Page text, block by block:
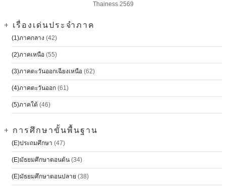
Thainess 2569
+ เรื่องเด่นประจำภาค
(1)ภาคกลาง (42)
(2)ภาคเหนือ (55)
(3)ภาคตะวันออกเฉียงเหนือ (62)
(4)ภาคตะวันออก (61)
(5)ภาคใต้ (46)
+ การศึกษาขั้นพื้นฐาน
(E)ประถมศึกษา (47)
(E)มัธยมศึกษาตอนต้น (34)
(E)มัธยมศึกษาตอนปลาย (38)